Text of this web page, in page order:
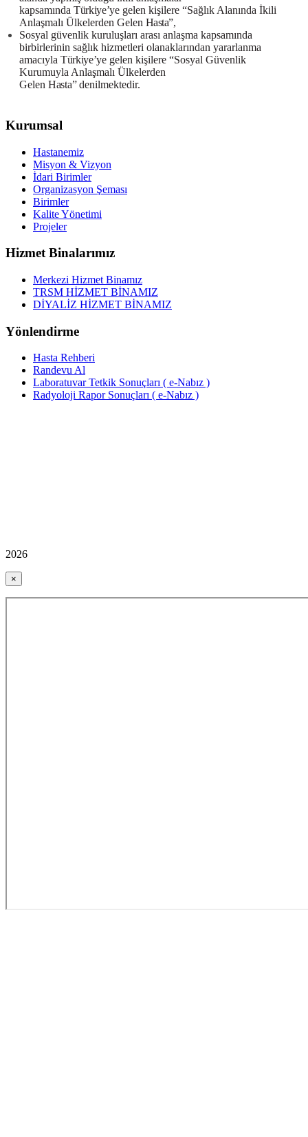
kapsamında Türkiye’yegelen kişilere “Sağlık Alanında İkili
Anlaşmalı Ülkelerden Gelen Hasta”,
Sosyal güvenlik kuruluşları arası anlaşma kapsamında
birbirlerinin sağlık hizmetleri olanaklarından yararlanma
amacıyla Türkiye’yegelen kişilere “Sosyal Güvenlik
Kurumuyla Anlaşmalı Ülkelerden
Gelen Hasta”denilmektedir.
Kurumsal
Hastanemiz
Misyon & Vizyon
İdari Birimler
Organizasyon Şeması
Birimler
Kalite Yönetimi
Projeler
Hizmet Binalarımız
Merkezi Hizmet Binamız
TRSM HİZMET BİNAMIZ
DİYALİZ HİZMET BİNAMIZ
Yönlendirme
Hasta Rehberi
Randevu Al
Laboratuvar Tetkik Sonuçları ( e-Nabız )
Radyoloji Rapor Sonuçları ( e-Nabız )
2026
×